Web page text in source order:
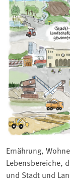
Ernährung,
Lebensbereiche,
und Stadt und